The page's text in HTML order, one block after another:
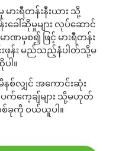
မားရီတန်းနီးယား သို့
ေါ်ဆိုမှုများ လုပ်ဆောင်
ာဏမှစ၍ ဖြင့် မားရီတန်း
းဖုန်း မည်သည့်နံပါတ်သို့မ
ါ။
စ်လျှင် အကောင်းဆုံး
ပက်ကေ့ချ်များ သို့မဟုတ်
ခုကို ဝယ်ယူပါ။